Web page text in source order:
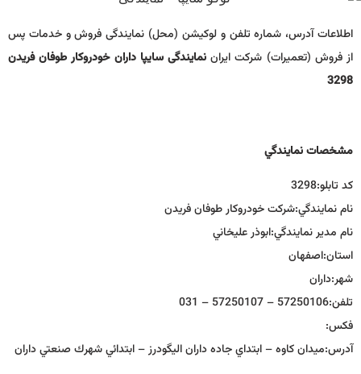
اطلاعات آدرس، شماره تلفن و لوکیشن (محل) نمایندگی فروش و خدمات پس
از فروش (تعمیرات) شرکت ایراننمایندگی سایپا داران خودروکار طوفان فریدن
3298
مشخصات نمايندگي
كد تابلو:3298
نام نمايندگي:شركت خودروكار طوفان فريدن
نام مدير نمايندگي:ابوذر عليخاني
استان:اصفهان
شهر:داران
تلفن:57250106 – 57250107 – 031
فكس:
آدرس:ميدان كاوه – ابتداي جاده داران اليگودرز – ابتدائي شهرك صنعتي داران